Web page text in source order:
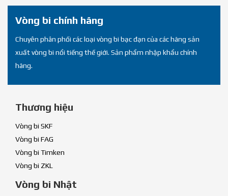
Vòng bi chính hãng
Chuyên phân phối các loại vòng bi bạc đạn của các hãng sản
xuất vòng bi nổi tiếng thế giới. Sản phẩm nhập khẩu chính
hãng.
Thương hiệu
Vòng bi SKF
Vòng bi FAG
Vòng bi Timken
Vòng bi ZKL
Vòng bi Nhật